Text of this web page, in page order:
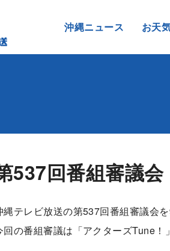
沖縄ニュース お天
537回番組審議会
縄テレビ放送の第537回番組審議会
回の番組審議は「アクターズTune！